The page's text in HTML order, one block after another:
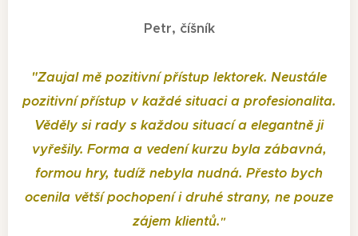
Petr, číšník
"Zaujal mě pozitivní přístup lektorek. Neustále
pozitivní přístup v každé situaci a profesionalita.
Věděly si rady s každou situací a elegantně ji
vyřešily. Forma a vedení kurzu byla zábavná,
formou hry, tudíž nebyla nudná. Přesto bych
ocenila větší pochopení i druhé strany, ne pouze
zájem klientů."